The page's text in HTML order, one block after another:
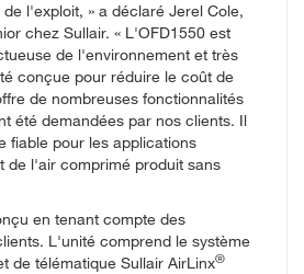
l'exploit, » a déclaré Jerel Cole,
chez Sullair. « L'OFD1550 est
de l'environnement et très
conçue pour réduire le coût de
de nombreuses fonctionnalités
été demandées par nos clients. Il
fiable pour les applications
de l'air comprimé produit sans
en tenant compte des
L'unité comprend le système
de télématique Sullair AirLinx®